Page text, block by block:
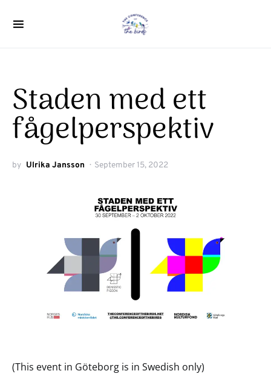
Staden med ett
fågelperspektiv
by Ulrika Jansson September 15, 2022
(This event in Göteborg is in Swedish only)